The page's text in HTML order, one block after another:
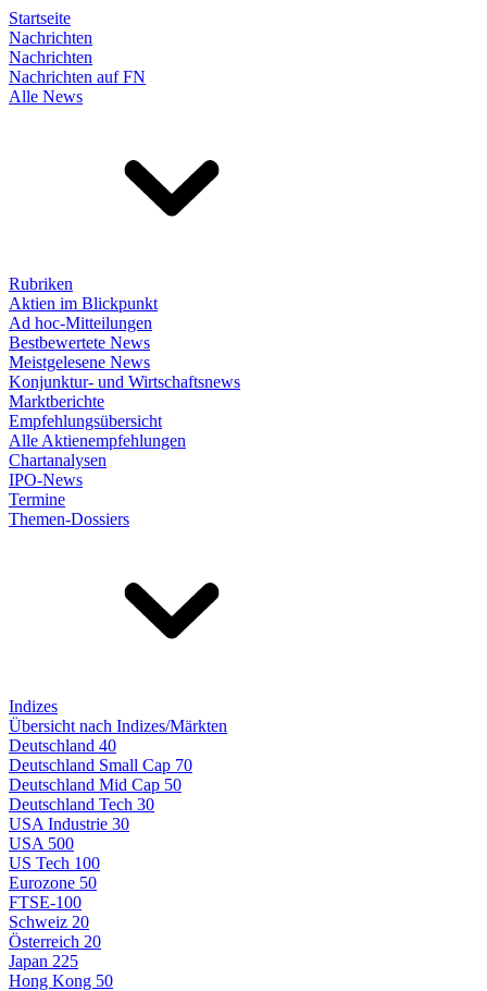
Startseite
Nachrichten
Nachrichten
Nachrichten auf FN
Alle News
Rubriken
Aktien im Blickpunkt
Ad hoc-Mitteilungen
Bestbewertete News
Meistgelesene News
Konjunktur- und Wirtschaftsnews
Marktberichte
Empfehlungsübersicht
Alle Aktienempfehlungen
Chartanalysen
IPO-News
Termine
Themen-Dossiers
Indizes
Übersicht nach Indizes/Märkten
Deutschland 40
Deutschland Small Cap 70
Deutschland Mid Cap 50
Deutschland Tech 30
USA Industrie 30
USA 500
US Tech 100
Eurozone 50
FTSE-100
Schweiz 20
Österreich 20
Japan 225
Hong Kong 50